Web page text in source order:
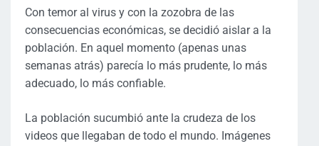
Con temor al virus y con la zozobra de las
consecuencias económicas, se decidió aislar a la
población. En aquel momento (apenas unas
semanas atrás) parecía lo más prudente, lo más
adecuado, lo más confiable.
La población sucumbió ante la crudeza de los
videos que llegaban de todo el mundo. Imágenes